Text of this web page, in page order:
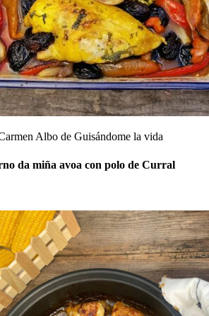
Albo de Guisándome la vida
da miña avoa con polo de Curral